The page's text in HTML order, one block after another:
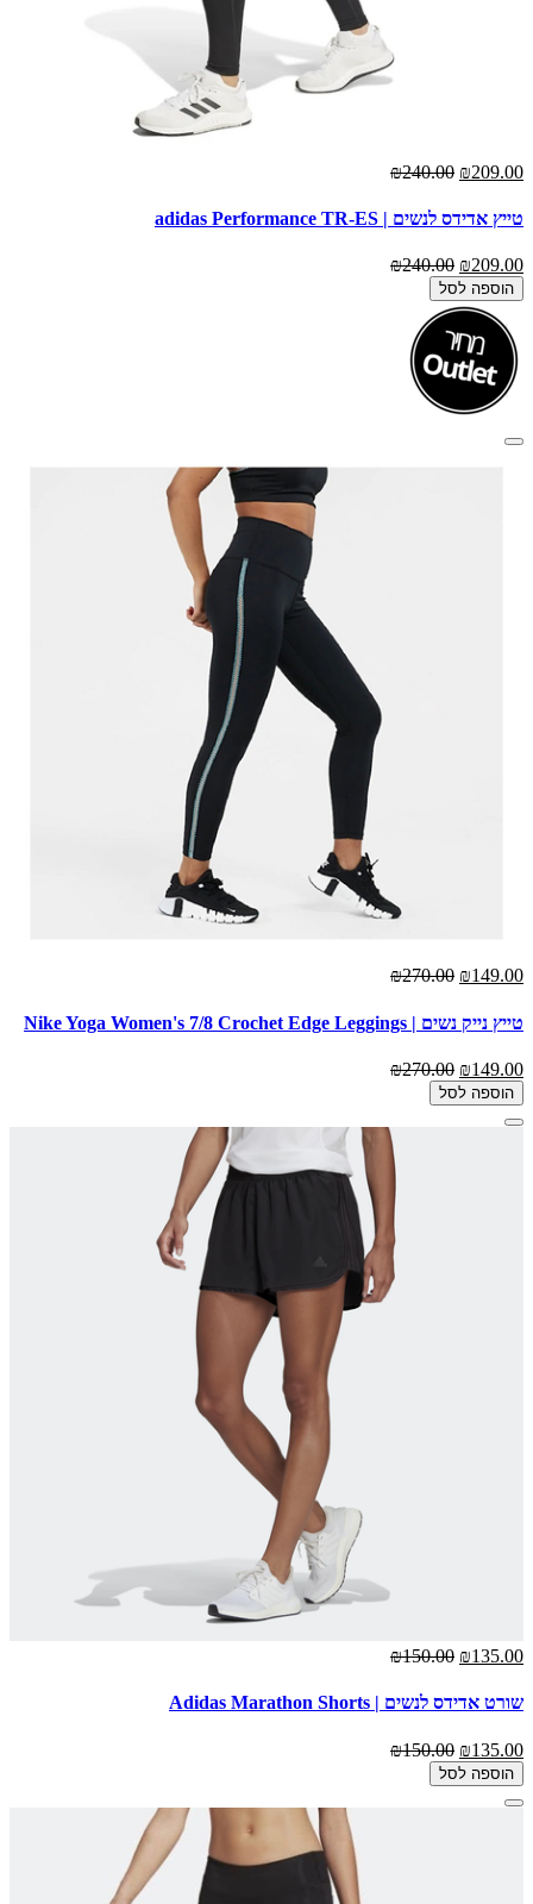
₪209.00
₪240.00
טייץ אדידס לנשים | adidas Performance TR-ES
₪209.00
₪240.00
הוספה לסל
₪149.00
₪270.00
טייץ נייק נשים | Nike Yoga Women's 7/8 Crochet Edge Leggings
₪149.00
₪270.00
הוספה לסל
₪135.00
₪150.00
שורט אדידס לנשים | Adidas Marathon Shorts
₪135.00
₪150.00
הוספה לסל